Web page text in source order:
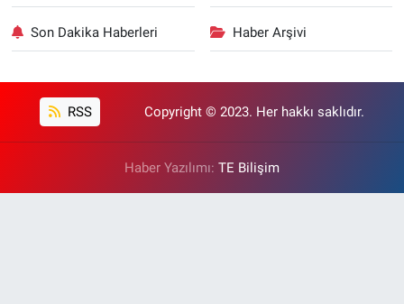
Son Dakika Haberleri Haber Arşivi
RSS Copyright © 2023. Her hakkı saklıdır.
Haber Yazılımı: TE Bilişim